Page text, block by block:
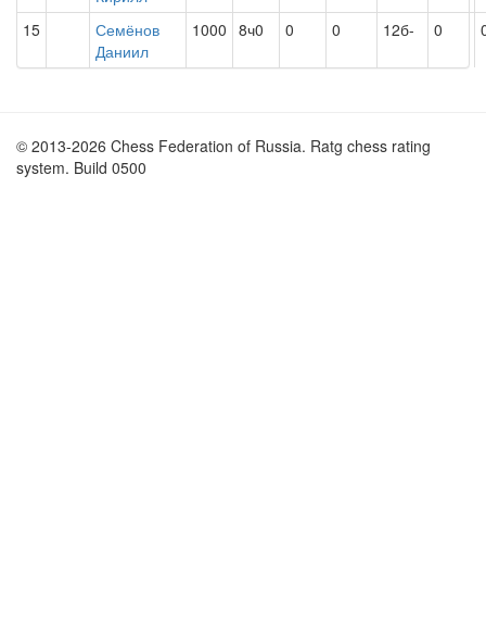
15
Семёнов
Даниил
1000 8ч0 0 0 12б- 0
© 2013-2026 Chess Federation of Russia. Ratg chess rating
system. Build 0500